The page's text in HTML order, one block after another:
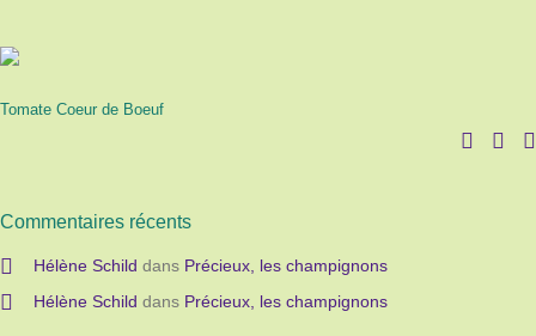
Tomate Coeur de Boeuf
Commentaires récents
Hélène Schild dans Précieux, les champignons
Hélène Schild dans Précieux, les champignons